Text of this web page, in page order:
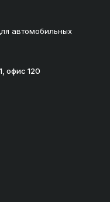
автомобильных
офис 120